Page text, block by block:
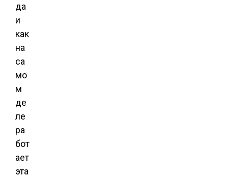
да
и
как
на
са
мо
м
де
ле
ра
бот
ает
эта